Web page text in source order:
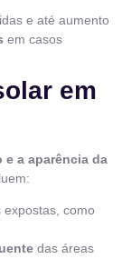
e até aumento
em casos
em
a aparência da
expostas, como
das áreas